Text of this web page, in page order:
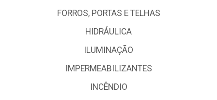
FORROS, PORTAS E TELHAS
HIDRÁULICA
ILUMINAÇÃO
IMPERMEABILIZANTES
INCÊNDIO